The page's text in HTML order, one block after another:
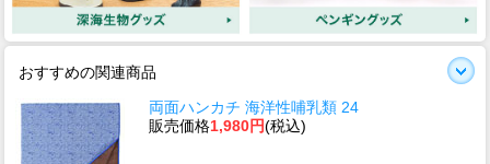
おすすめの関連商品
両面ハンカチ 海洋性哺乳類 24
販売価格1,980円(税込)